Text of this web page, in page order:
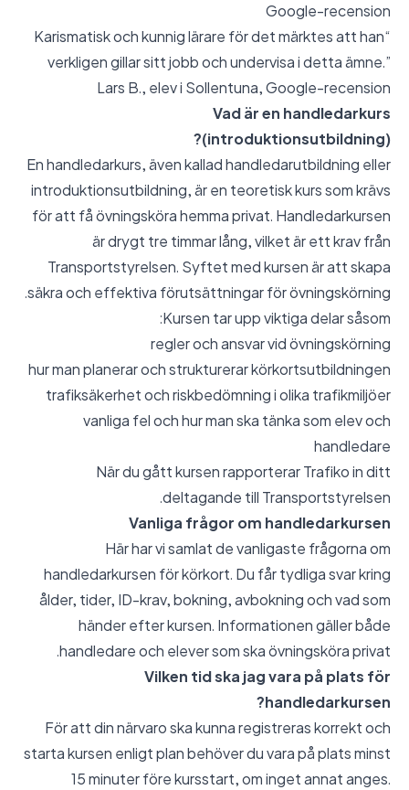
Google-recension
“Karismatisk och kunnig lärare för det märktes att han
verkligen gillar sitt jobb och undervisa i detta ämne.”
Lars B., elev i Sollentuna,Google-recension
Vad är en handledarkurs
(introduktionsutbildning)?
En handledarkurs, även kallad handledarutbildning eller
introduktionsutbildning, är en teoretisk kurs som krävs
för att få övningsköra hemma privat. Handledarkursen
är drygt tre timmar lång, vilket är ett krav från
Transportstyrelsen. Syftet med kursen är att skapa
säkra och effektiva förutsättningar för övningskörning.
Kursen tar upp viktiga delar såsom:
regler och ansvar vid övningskörning
hur man planerar och strukturerar körkortsutbildningen
trafiksäkerhet och riskbedömning i olika trafikmiljöer
vanliga fel och hur man ska tänka som elev och
handledare
När du gått kursen rapporterar Trafiko in ditt
deltagande till Transportstyrelsen.
Vanliga frågor om handledarkursen
Här har vi samlat de vanligaste frågorna om
handledarkursen för körkort. Du får tydliga svar kring
ålder, tider, ID-krav, bokning, avbokning och vad som
händer efter kursen. Informationen gäller både
handledare och elever som ska övningsköra privat.
Vilken tid ska jag vara på plats för
handledarkursen?
För att din närvaro ska kunna registreras korrekt och
starta kursen enligt plan behöver du vara på plats minst
15 minuter före kursstart, om inget annat anges.